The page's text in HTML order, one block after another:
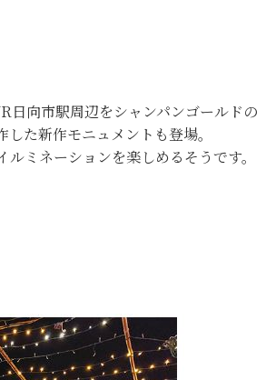
日向市駅周辺をシャンパンゴールドの
た新作モニュメントも登場。
ミネーションを楽しめるそうです。